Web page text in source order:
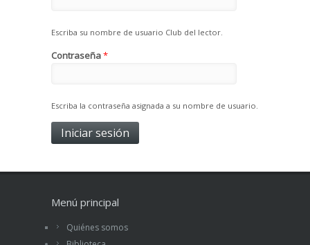
Escriba su nombre de usuario Club del lector.
Contraseña*
Escriba la contraseña asignada a su nombre de usuario.
Menú principal
Quiénes somos